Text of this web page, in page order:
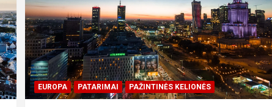
EUROPA PATARIMAI PAŽINTINĖS KELIONĖS